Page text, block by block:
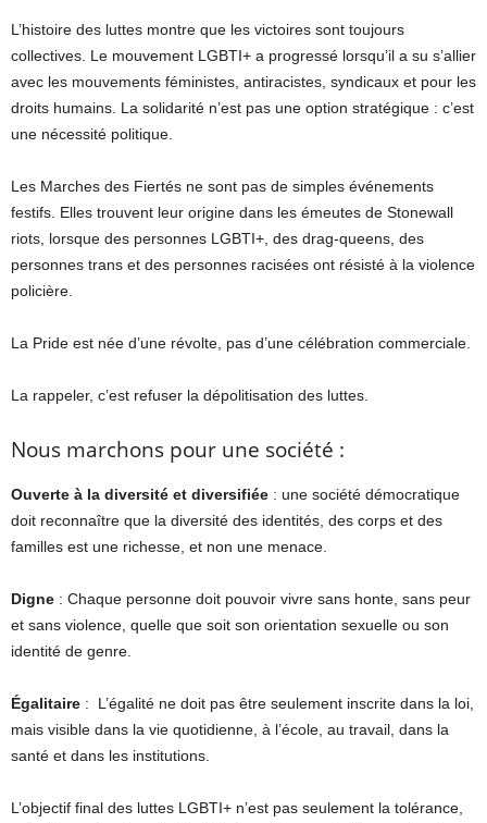
L’histoire des luttes montre que les victoires sont toujours
collectives. Le mouvement LGBTI+ a progressé lorsqu’il a su s’allier
avec les mouvements féministes, antiracistes, syndicaux et pour les
droits humains. La solidarité n’est pas une option stratégique : c’est
une nécessité politique.
Les Marches des Fiertés ne sont pas de simples événements
festifs. Elles trouvent leur origine dans les émeutes de Stonewall
riots, lorsque des personnes LGBTI+, des drag-queens, des
personnes trans et des personnes racisées ont résisté à la violence
policière.
La Pride est née d’une révolte, pas d’une célébration commerciale.
La rappeler, c’est refuser la dépolitisation des luttes.
Nous marchons pour une société :
Ouverte à la diversité et diversifiée : une société démocratique
doit reconnaître que la diversité des identités, des corps et des
familles est une richesse, et non une menace.
Digne : Chaque personne doit pouvoir vivre sans honte, sans peur
et sans violence, quelle que soit son orientation sexuelle ou son
identité de genre.
Égalitaire : L’égalité ne doit pas être seulement inscrite dans la loi,
mais visible dans la vie quotidienne, à l’école, au travail, dans la
santé et dans les institutions.
L’objectif final des luttes LGBTI+ n’est pas seulement la tolérance,